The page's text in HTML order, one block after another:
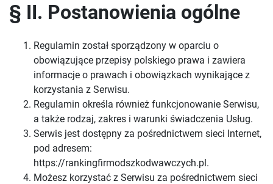
§ II. Postanowienia ogólne
Regulamin został sporządzony w oparciu o
obowiązujące przepisy polskiego prawa i zawiera
informacje o prawach i obowiązkach wynikające z
korzystania z Serwisu.
Regulamin określa również funkcjonowanie Serwisu,
a także rodzaj, zakres i warunki świadczenia Usług.
Serwis jest dostępny za pośrednictwem sieci Internet,
pod adresem:
https://rankingfirmodszkodwawczych.pl.
Możesz korzystać z Serwisu za pośrednictwem sieci